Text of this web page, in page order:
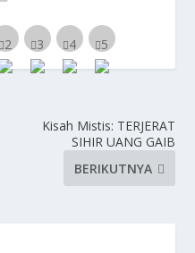
Kisah Mistis: TERJERAT
SIHIR UANG GAIB
BERIKUTNYA